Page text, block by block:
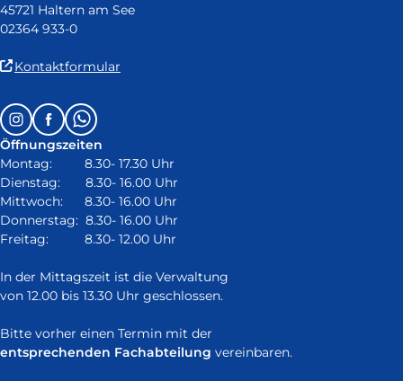
45721 Haltern am See
02364 933-0
Kontaktformular
in
neuem
Fenster)
Follow
us
on:
InstagramFacebookWhatsapp
Öffnungszeiten
Montag: 8.30- 17.30 Uhr
Dienstag: 8.30- 16.00 Uhr
Mittwoch: 8.30- 16.00 Uhr
Donnerstag: 8.30- 16.00 Uhr
Freitag: 8.30- 12.00 Uhr
In der Mittagszeit ist die Verwaltung
von 12.00 bis 13.30 Uhr geschlossen.
Bitte vorher einen Termin mit der
entsprechenden Fachabteilung vereinbaren.